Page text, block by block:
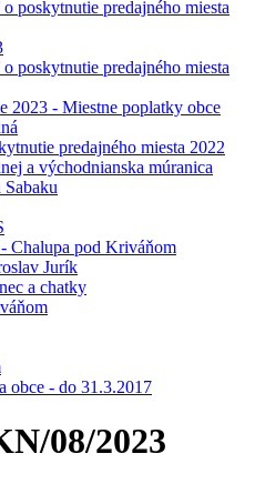
poskytnutie predajného miesta
poskytnutie predajného miesta
2023 - Miestne poplatky obce
predajného miesta 2022
a východnianska múranica
Sabaku
Chalupa pod Kriváňom
Jurík
a chatky
obce - do 31.3.2017
08/2023